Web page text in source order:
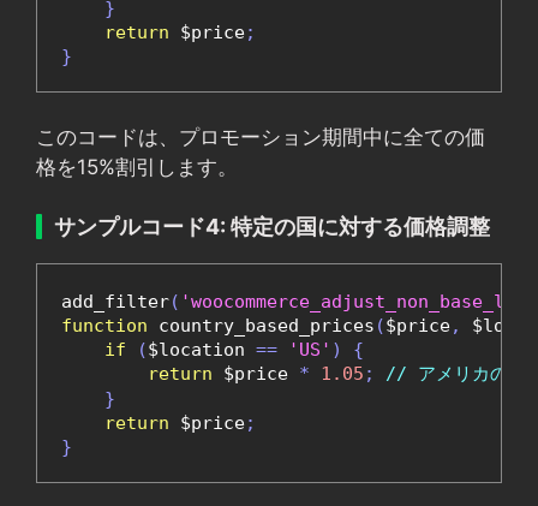
}
return $price;
}
このコードは、プロモーション期間中に全ての価
格を15%割引します。
サンプルコード4: 特定の国に対する価格調整
add_filter(
function country_based_prices ($price,
if
($location == 'US' )
{
return $price * 1.05 ;
// アメリカの顧
}
return $price;
}